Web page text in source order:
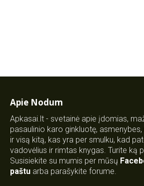
Apie Nodum
Apkasai.lt - svetainė apie įdomias,
pasaulinio karo ginkluotę,
ir visą kitą, kas yra per smulku, kad
vadovėlius ir rimtas knygas. Turite ką
Susisiekite su mumis per mūsų
paštu arba parašykite forume.